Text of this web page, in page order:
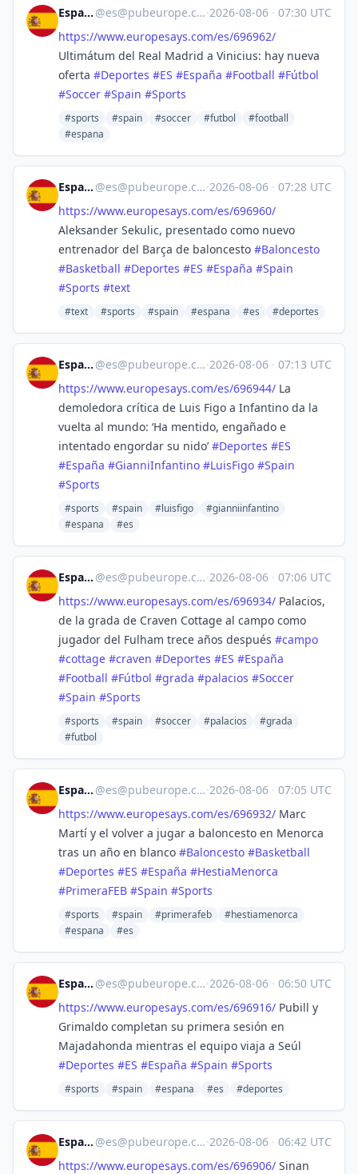
España @es@pubeurope.com ·2026-08-06 · 07:30 UTC
https://www.europesays.com/es/696962/
Ultimátum del Real Madrid a Vinicius: hay nueva
oferta #Deportes #ES #España #Football #Fútbol
#Soccer #Spain #Sports
#sports #spain #soccer #futbol
#football
#espana
España @es@pubeurope.com ·2026-08-06 · 07:28 UTC
https://www.europesays.com/es/696960/
Aleksander Sekulic, presentado como nuevo
entrenador del Barça de baloncesto #Baloncesto
#Basketball #Deportes #ES #España #Spain
#Sports #text
#text #sports #spain #espana #es #deportes
España @es@pubeurope.com ·2026-08-06 · 07:13 UTC
https://www.europesays.com/es/696944/ La
demoledora crítica de Luis Figo a Infantino da la
vuelta al mundo: ‘Ha mentido, engañado e
intentado engordar su nido’#Deportes #ES
#España #GianniInfantino #LuisFigo #Spain
#Sports
#sports #spain #luisfigo
#gianniinfantino
#espana
#es
España @es@pubeurope.com ·2026-08-06 · 07:06 UTC
https://www.europesays.com/es/696934/ Palacios,
de la grada de Craven Cottage al campo como
jugador del Fulham trece años después #campo
#cottage #craven #Deportes #ES #España
#Football #Fútbol #grada #palacios #Soccer
#Spain #Sports
#sports #spain #soccer #palacios
#grada
#futbol
España @es@pubeurope.com ·2026-08-06 · 07:05 UTC
https://www.europesays.com/es/696932/ Marc
Martí y el volver a jugar a baloncesto en Menorca
tras un año en blanco #Baloncesto #Basketball
#Deportes #ES #España #HestiaMenorca
#PrimeraFEB #Spain #Sports
#sports #spain #primerafeb
#hestiamenorca
#espana
#es
España @es@pubeurope.com ·2026-08-06 · 06:50 UTC
https://www.europesays.com/es/696916/ Pubill y
Grimaldo completan su primera sesión en
Majadahonda mientras el equipo viaja a Seúl
#Deportes #ES #España #Spain #Sports
#sports #spain #espana #es #deportes
España @es@pubeurope.com ·2026-08-06 · 06:42 UTC
https://www.europesays.com/es/696906/ Sinan